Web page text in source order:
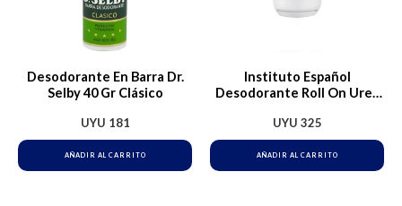
Desodorante En Barra Dr.
Selby 40 Gr Clásico
UYU 181
AÑADIR AL CARRITO
Instituto Español
Desodorante Roll On Urea
UYU 325
AÑADIR AL CARRITO